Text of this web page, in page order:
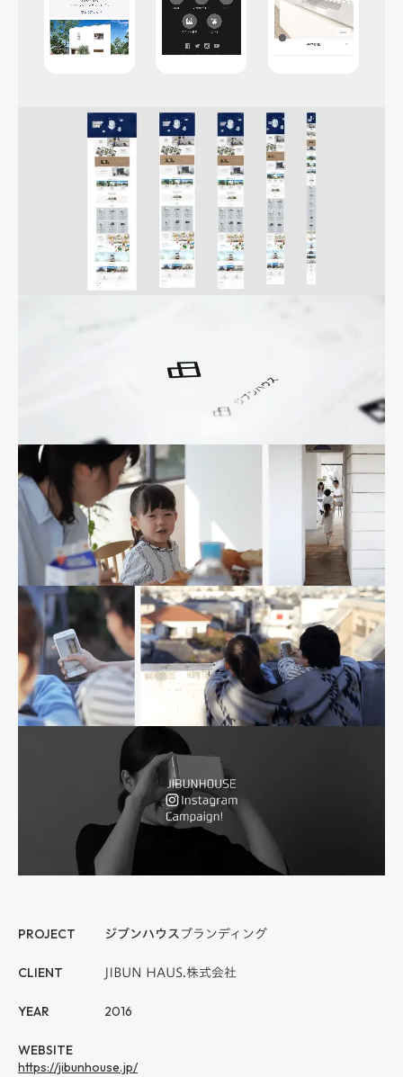
PROJECT ジブンハウス ブランディング
CLIENT JIBUN HAUS.株式会社
YEAR 2016
WEBSITE
https://jibunhouse.jp/